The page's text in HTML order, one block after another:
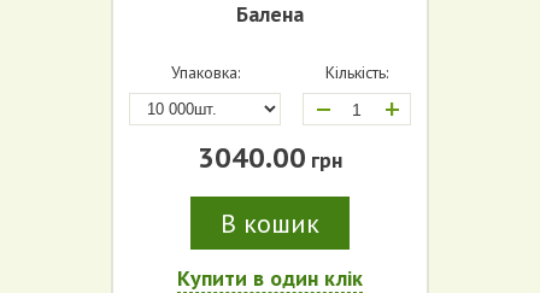
Балена
Упаковка: Кількість:
+
3040.00 грн
В кошик
Купити в один клік